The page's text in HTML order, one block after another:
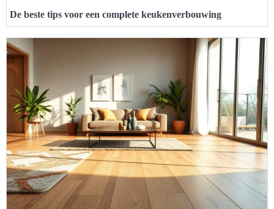
De beste tips voor een complete keukenverbouwing